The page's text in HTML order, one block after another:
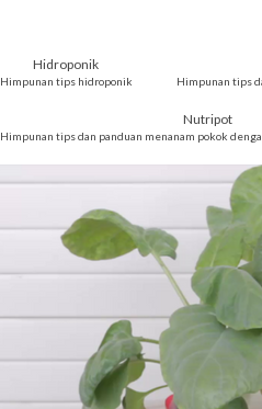
Hidroponik
Himpunan tips hidroponik Himpunan tips
Nutripot
Himpunan tips dan panduan menanam pokok